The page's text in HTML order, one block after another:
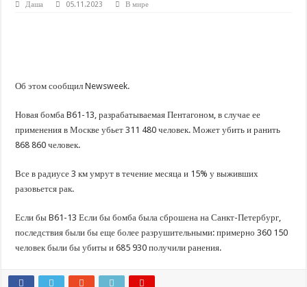
Даша 05.11.2023 В мире
Об этом сообщил Newsweek.
Новая бомба B61-13, разрабатываемая Пентагоном, в случае ее
применения в Москве убьет 311 480 человек. Может убить и ранить
868 860 человек.
Все в радиусе 3 км умрут в течение месяца и 15% у выживших
разовьется рак.
Если бы B61-13 Если бы бомба была сброшена на Санкт-Петербург,
последствия были бы еще более разрушительными: примерно 360 150
человек были бы убиты и 685 930 получили ранения.